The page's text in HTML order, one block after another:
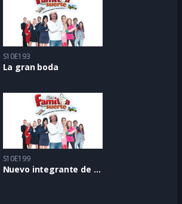
S10E193
La gran boda
S10E199
Nuevo integrante de la familia